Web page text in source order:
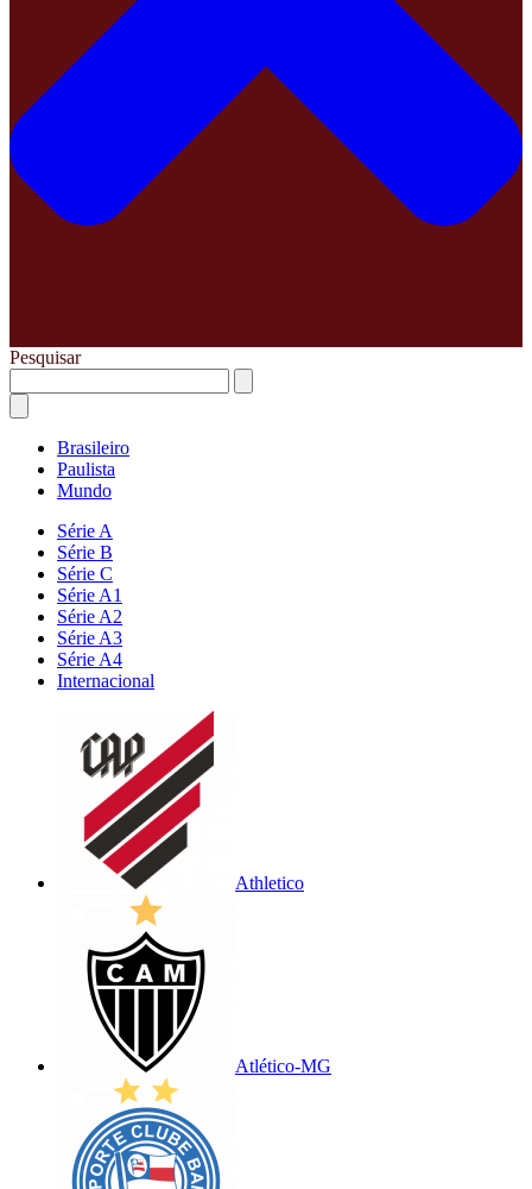
Pesquisar
Brasileiro
Paulista
Mundo
Série A
Série B
Série C
Série A1
Série A2
Série A3
Série A4
Internacional
Athletico
Atlético-MG